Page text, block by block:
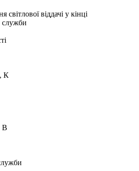
світлової віддачі у кінці
служби
К
В